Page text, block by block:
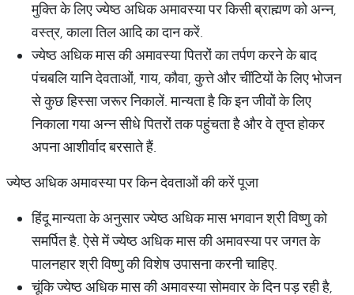
मुक्ति के लिए ज्येष्ठ अधिक अमावस्या पर किसी ब्राह्मण को अन्न,
वस्त्र, काला तिल आदि का दान करें.
ज्येष्ठ अधिक मास की अमावस्या पितरों का तर्पण करने के बाद
पंचबलि यानि देवताओं, गाय, कौवा, कुत्ते और चींटियों के लिए भोजन
से कुछ हिस्सा जरूर निकालें. मान्यता है कि इन जीवों के लिए
निकाला गया अन्न सीधे पितरों तक पहुंचता है और वे तृप्त होकर
अपना आशीर्वाद बरसाते हैं.
ज्येष्ठ अधिक अमावस्या पर ​किन देवताओं की करें पूजा
हिंदू मान्यता के अनुसार ज्येष्ठ अधिक मास भगवान श्री विष्णु को
समर्पित है. ऐसे में ज्येष्ठ अधिक मास की अमावस्या पर जगत के
पालनहार श्री विष्णु की विशेष उपासना करनी चाहिए.
चूंकि ज्येष्ठ अधिक मास की अमावस्या सोमवार के दिन पड़ रही है,